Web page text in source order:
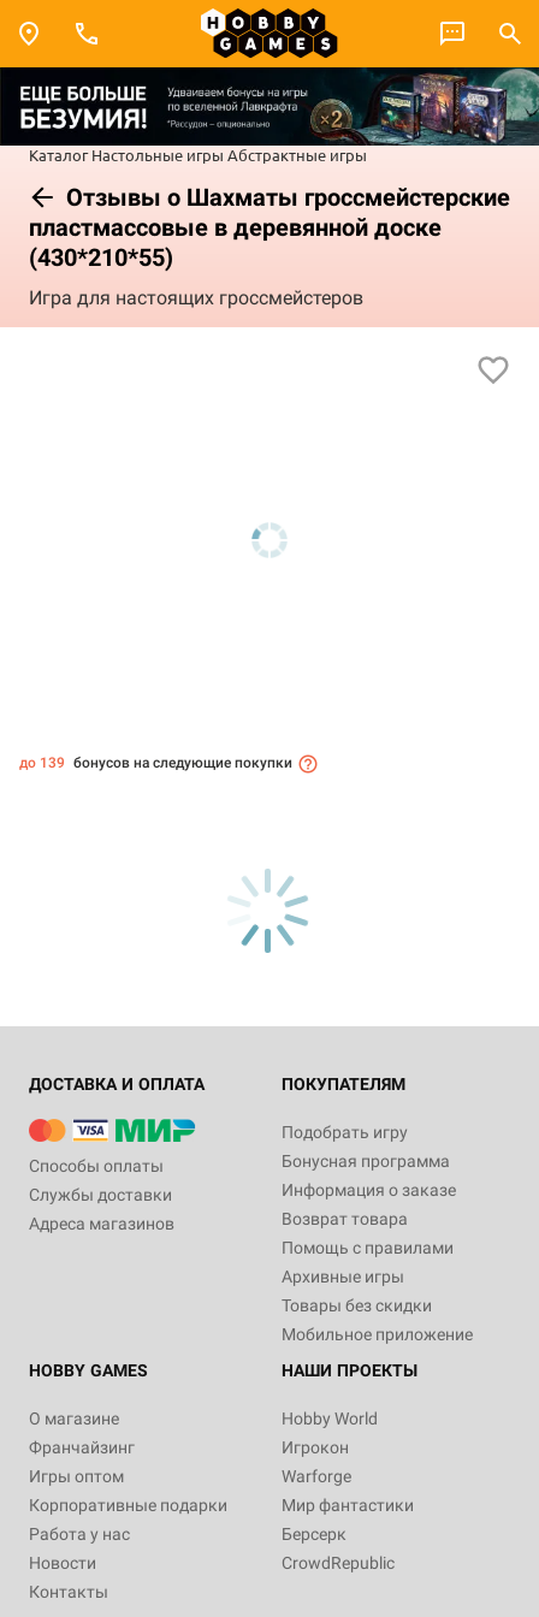
Каталог Настольные игры Абстрактные игры
Отзывы о Шахматы гроссмейстерские
пластмассовые в деревянной доске
(430*210*55)
Игра для настоящих гроссмейстеров
до 139 бонусов на следующие покупки
ДОСТАВКА И ОПЛАТА
Способы оплаты
Службы доставки
Адреса магазинов
ПОКУПАТЕЛЯМ
Подобрать игру
Бонусная программа
Информация о заказе
Возврат товара
Помощь с правилами
Архивные игры
Товары без скидки
Мобильное приложение
HOBBY GAMES
О магазине
Франчайзинг
Игры оптом
Корпоративные подарки
Работа у нас
Новости
Контакты
НАШИ ПРОЕКТЫ
Hobby World
Игрокон
Warforge
Мир фантастики
Берсерк
CrowdRepublic